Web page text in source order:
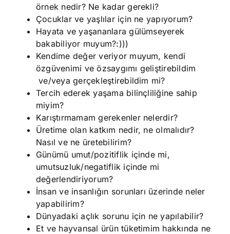
örnek nedir? Ne kadar gerekli?
Çocuklar ve yaşlılar için ne yapıyorum?
Hayata ve yaşananlara gülümseyerek
bakabiliyor muyum?:)))
Kendime değer veriyor muyum, kendi
özgüvenimi ve özsaygımı geliştirebildim
ve/veya gerçekleştirebildim mi?
Tercih ederek yaşama bilinçliliğine sahip
miyim?
Karıştırmamam gerekenler nelerdir?
Üretime olan katkım nedir, ne olmalıdır?
Nasıl ve ne üretebilirim?
Günümü umut/pozitiflik içinde mi,
umutsuzluk/negatiflik içinde mi
değerlendiriyorum?
İnsan ve insanlığın sorunları üzerinde neler
yapabilirim?
Dünyadaki açlık sorunu için ne yapılabilir?
Et ve hayvansal ürün tüketimim hakkında ne